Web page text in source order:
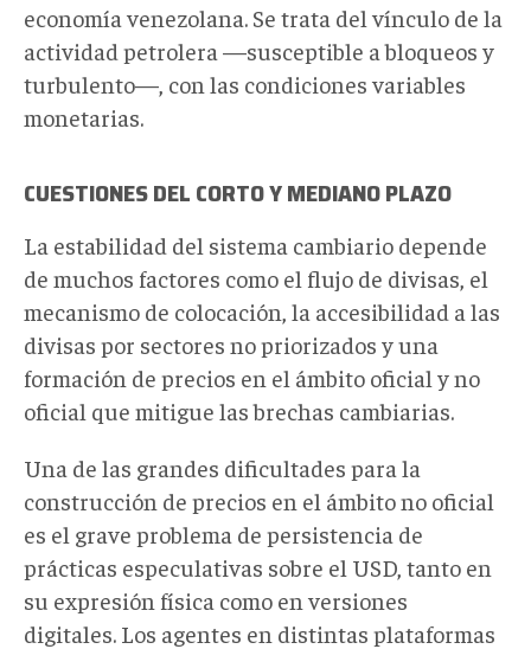
economía venezolana. Se trata del vínculo de la
actividad petrolera —susceptible a bloqueos y
turbulento—, con las condiciones variables
monetarias.
CUESTIONES DEL CORTO Y MEDIANO PLAZO
La estabilidad del sistema cambiario depende
de muchos factores como el flujo de divisas, el
mecanismo de colocación, la accesibilidad a las
divisas por sectores no priorizados y una
formación de precios en el ámbito oficial y no
oficial que mitigue las brechas cambiarias.
Una de las grandes dificultades para la
construcción de precios en el ámbito no oficial
es el grave problema de persistencia de
prácticas especulativas sobre el USD, tanto en
su expresión física como en versiones
digitales. Los agentes en distintas plataformas